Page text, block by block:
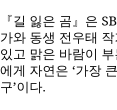
『길 잃은 곰』은
가와 동생 전우태
있고 맑은 바람이
에게 자연은 ‘가장
구’이다.